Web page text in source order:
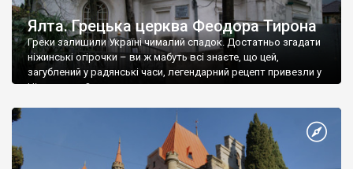
Ялта. Грецька церква Феодора Тирона
Греки залишили Україні чималий спадок. Достатньо згадати
ніжинські огірочки – ви ж мабуть всі знаєте, що цей,
загублений у радянські часи, легендарний рецепт привезли у
Ніжин греки?